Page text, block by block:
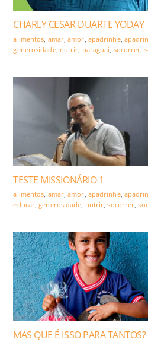
CHARLY CESAR DUARTE YODAY
alimentos amar,amor apadrinhe,
generosidade, nutrir paraguai socorrer
TESTE MISSIONÁRIO 1
alimentos, amar,amor, apadrinhe,
educar,generosidade, nutrir,socorrer,
MAS QUE É ISSO PARA TANTOS?